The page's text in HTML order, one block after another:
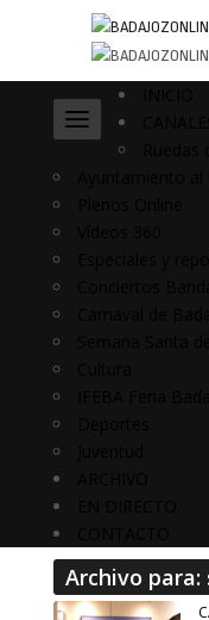
Archivo